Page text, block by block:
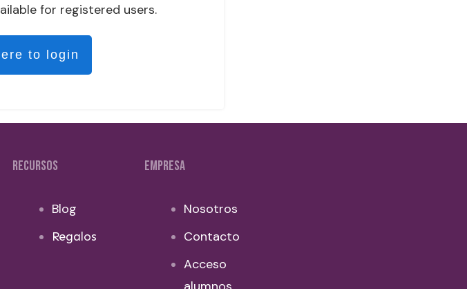
for registered users.
to login
RECURSOS
Blog
Regalos
EMPRESA
Nosotros
Contacto
Acceso